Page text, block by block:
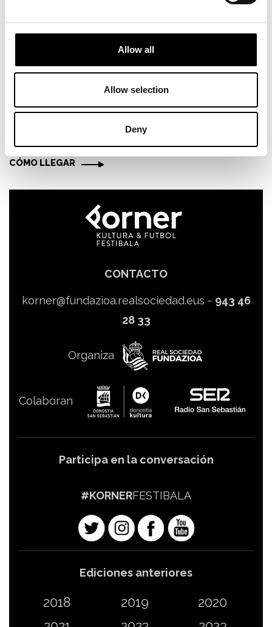
Allow all
Allow selection
Deny
Paseo de Anoeta, 7 | 20014 Donostia
CÓMO LLEGAR
CONTACTO
korner@fundazioa.realsociedad.eus - 943 46
28 33
Organiza
Colaboran
Participa en la conversación
#KORNERFESTIBALA
Ediciones anteriores
2018 2019
2020